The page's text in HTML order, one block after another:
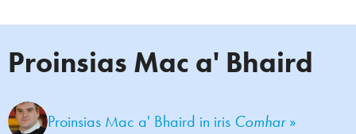
Proinsias Mac a' Bhaird
Proinsias Mac a' Bhaird in iris Comhar»